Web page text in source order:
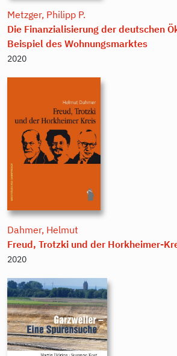
Metzger, Philipp P.
Die Finanzialisierung der deutschen
Beispiel des Wohnungsmarktes
2020
Dahmer, Helmut
Freud, Trotzki und der Horkheimer-
2020